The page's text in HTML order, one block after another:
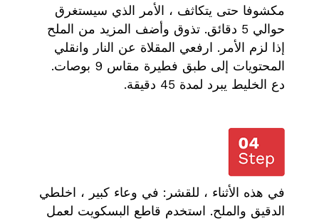
مكشوفا حتى يتكاثف ، الأمر الذي سيستغرق
حوالي 5 دقائق. تذوق وأضف المزيد من الملح
إذا لزم الأمر. ارفعي المقلاة عن النار وانقلي
المحتويات إلى طبق فطيرة مقاس 9 بوصات.
دع الخليط يبرد لمدة 45 دقيقة.
في هذه الأثناء ، للقشر: في وعاء كبير ، اخلطي
الدقيق والملح. استخدم قاطع البسكويت لعمل